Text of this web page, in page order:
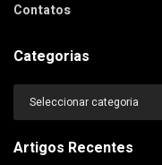
Contatos
Categorias
Categorias
Artigos Recentes